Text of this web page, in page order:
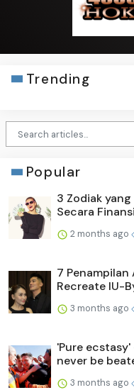
Trending
Popular
3 Zodiak
Secara
2 months ago
7 Penampilan
Recreate IU-
3 months ago
'Pure
never be
3 months ago